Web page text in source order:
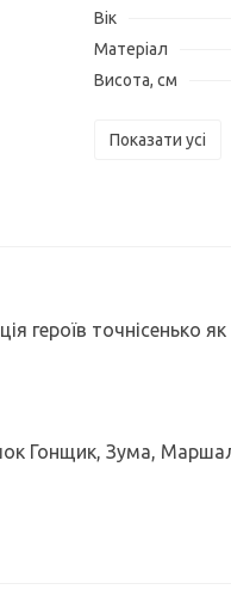
Вік
Матеріал
Висота, см
Показати усі
героїв точнісенько як
Гонщик, Зума,